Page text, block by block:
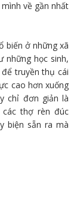
về gần nhất
biến ở những xã
những học sinh,
truyền thụ cái
cao hơn xuống
chỉ đơn giản là
các thợ rèn đúc
biện sẵn ra mà